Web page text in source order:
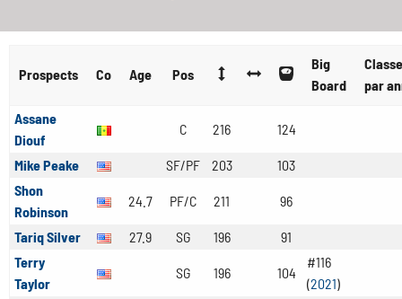
Prospects Co Age Pos
Big
Board
par
Assane
Diouf
C 216 124
Mike Peake SF/PF 203
103
Shon
Robinson
24.7 PF/C 211 96
Tariq Silver 27.9 SG 196
91
Terry
Taylor
SG 196 104
#116
(2021)